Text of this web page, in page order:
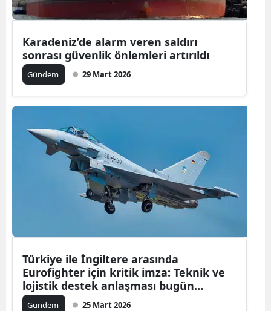
Karadeniz’de alarm veren saldırı
sonrası güvenlik önlemleri artırıldı
Gündem 29 Mart 2026
Türkiye ile İngiltere arasında
Eurofighter için kritik imza: Teknik ve
lojistik destek anlaşması bugün
yapılıyor
Gündem 25 Mart 2026